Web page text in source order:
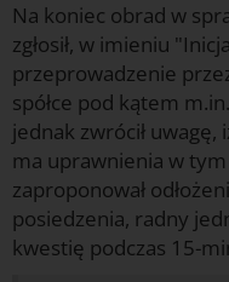
Na koniec obrad w
zgłosił, w imieniu
przeprowadzenie
spółce pod kątem
jednak zwrócił
ma uprawnienia w
zaproponował
posiedzenia, radny
kwestię podczas 15-